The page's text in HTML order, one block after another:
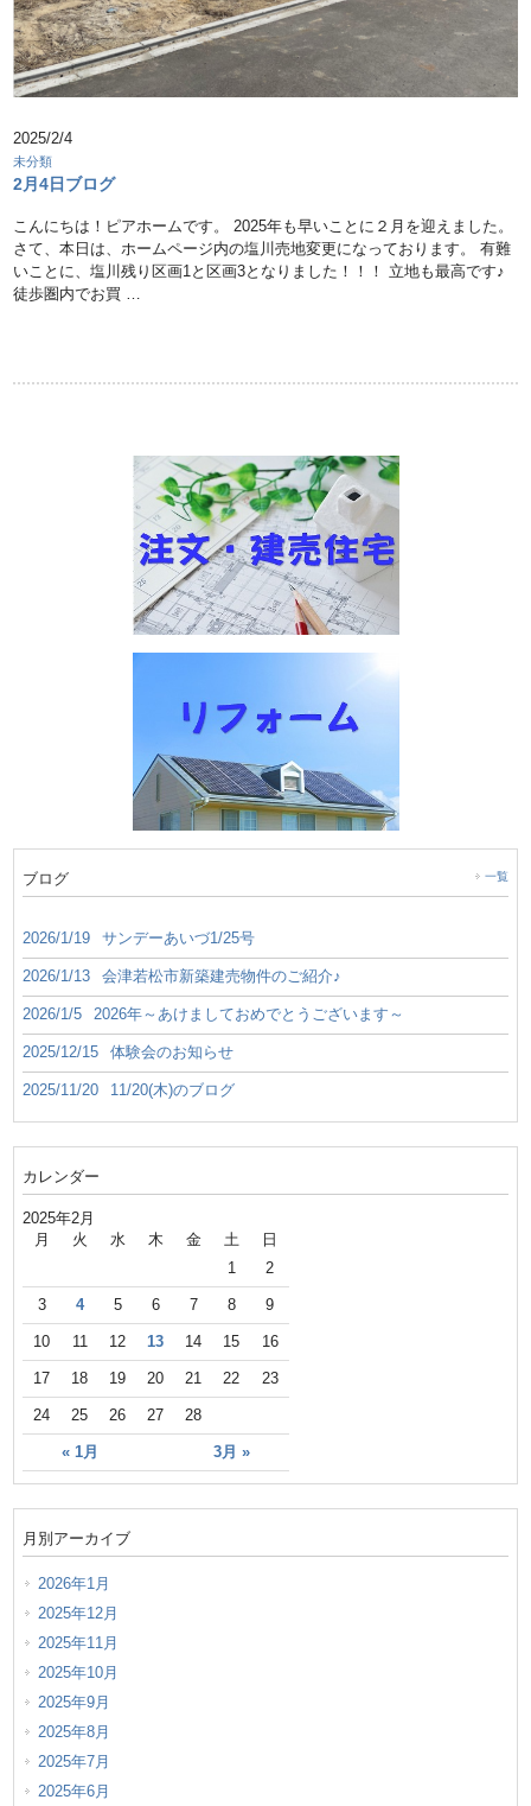
2025/2/4
未分類
2月4日ブログ
こんにちは！ピアホームです。 2025年も早いことに２月を迎えました。
さて、本日は、ホームページ内の塩川売地変更になっております。 有難
いことに、塩川残り区画1と区画3となりました！！！ 立地も最高です♪
徒歩圏内でお買 …
ブログ 一覧
2026/1/19 サンデーあいづ1/25号
2026/1/13 会津若松市新築建売物件のご紹介♪
2026/1/5 2026年～あけましておめでとうございます～
2025/12/15 体験会のお知らせ
2025/11/20 11/20(木)のブログ
カレンダー
2025年2月
月 火 水 木 金 土 日
« 1月 3月 »
1 2
3 4 5 6 7 8 9
10 11 12 13 14 15 16
17 18 19 20 21 22 23
24 25 26 27 28
月別アーカイブ
2026年1月
2025年12月
2025年11月
2025年10月
2025年9月
2025年8月
2025年7月
2025年6月